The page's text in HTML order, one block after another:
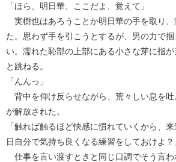
「ほら、明日華、ここだよ、覚えて」
実樹也はあろうことか明日華の手を取り
た。思わず手を引こうとするが、男の力で
い。濡れた恥部の上部にある小さな芽に指
と跳ねる。
「んんっ」
背中を仰け反らせながら、荒々しい息を
が解放された。
「触れば触るほど快感に慣れていくから、
日自分で気持ち良くなる練習をしておけよ？
仕事を言い渡すときと同じ口調でそう言